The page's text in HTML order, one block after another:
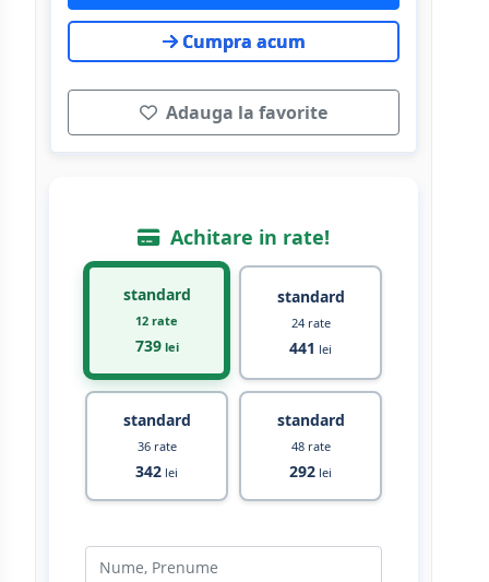
Cumpra acum
Adauga la favorite
Achitare in rate!
standard
12 rate
739lei
standard
24 rate
441 lei
standard
36 rate
342 lei
standard
48 rate
292 lei